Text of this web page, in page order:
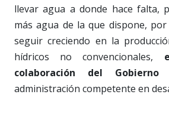
llevar agua a donde hace falta,
más agua de la que dispone,
seguir creciendo en la
hídricos no convencionales,
colaboración del Gobierno
administración competente en